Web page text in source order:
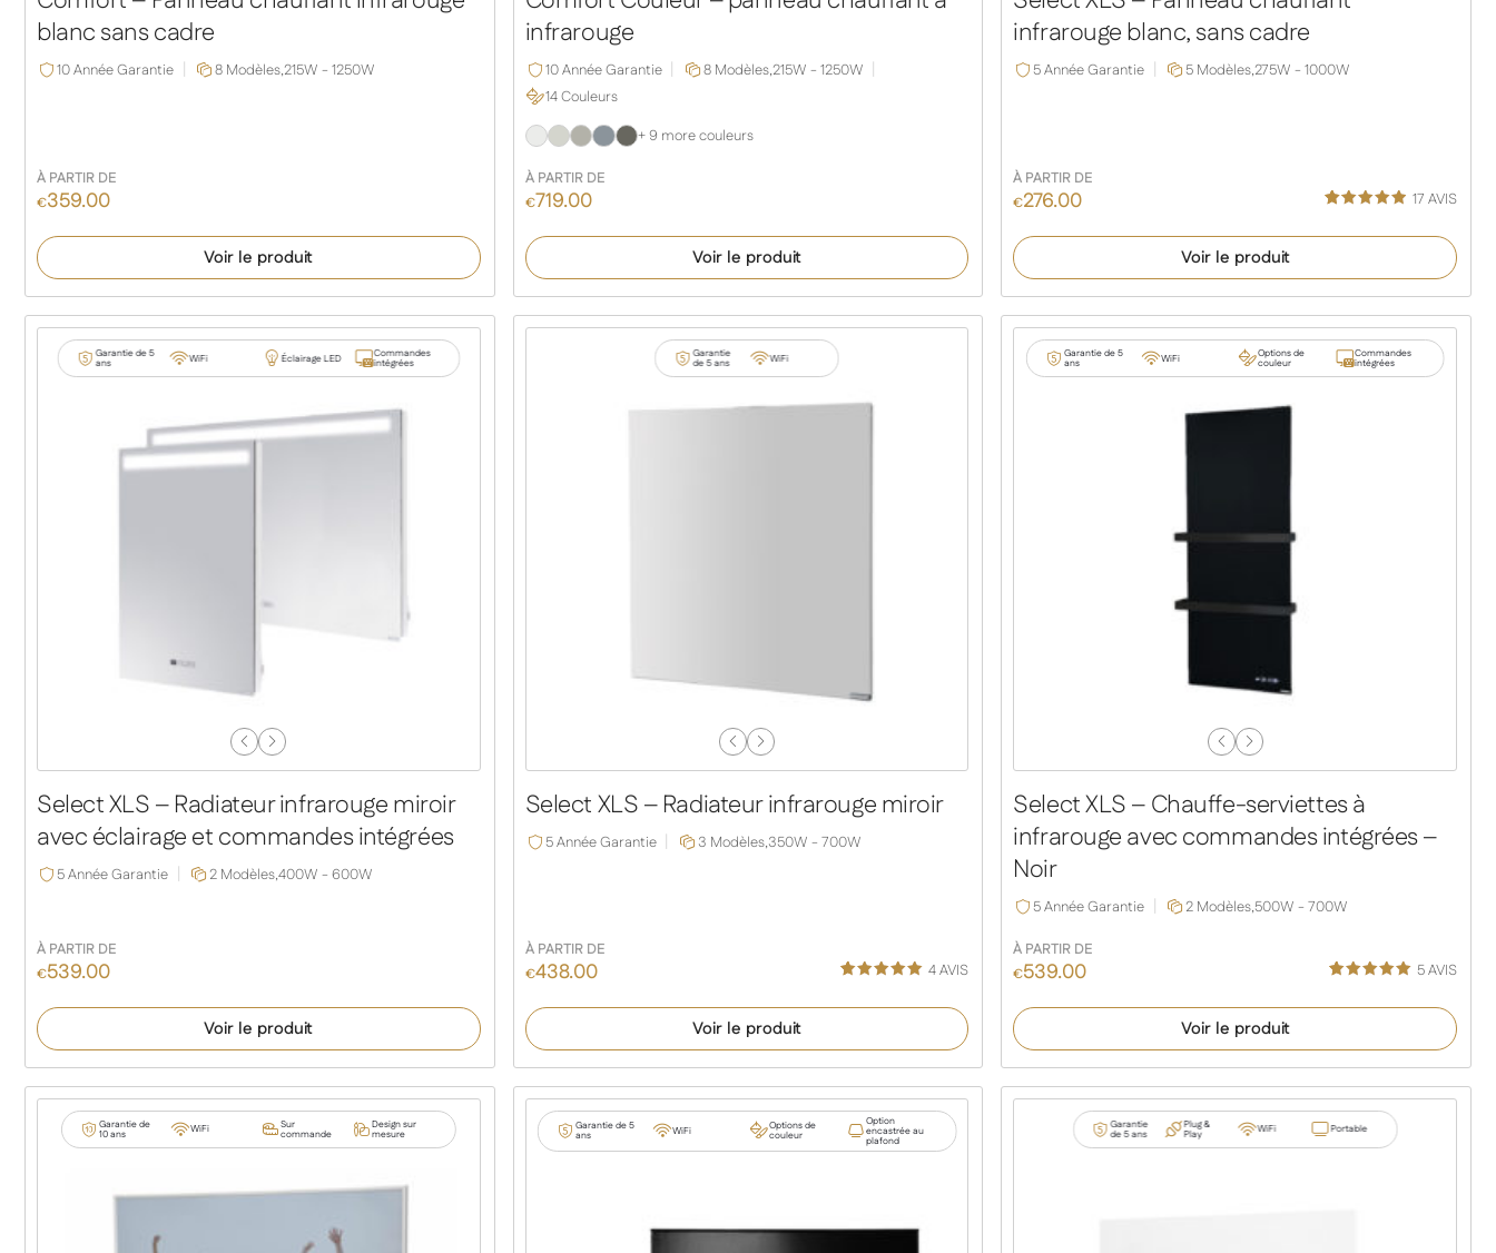
blanc sans cadre
10 Année Garantie 8 Modèles,215W - 1250W
À PARTIR DE
€359.00
Voir le produit
infrarouge
10 Année Garantie 8 Modèles,215W - 1250W
14 Couleurs
+ 9 more couleurs
À PARTIR DE
€719.00
Voir le produit
infrarouge blanc, sans cadre
5 Année Garantie 5 Modèles,275W - 1000W
À PARTIR DE
€276.00 17 AVIS
Voir le produit
Garantie de 5
ans WiFi Éclairage LED Commandes
intégrées
Previous
Slide
Next
Slide
Select XLS – Radiateur infrarouge miroir
avec éclairage et commandes intégrées
5 Année Garantie 2 Modèles,400W - 600W
À PARTIR DE
€539.00
Voir le produit
Garantie
de 5 ans WiFi
Previous
Slide
Next
Slide
Select XLS – Radiateur infrarouge miroir
5 Année Garantie 3 Modèles,350W - 700W
À PARTIR DE
€438.00
client
4AVIS
Voir le produit
Garantie de 5
ans WiFi Options de
couleur
Commandes
intégrées
Previous
Slide
Next
Slide
Select XLS – Chauffe-serviettes à
infrarouge avec commandes intégrées –
Noir
5 Année Garantie 2 Modèles,500W - 700W
À PARTIR DE
€539.00
client
5AVIS
Voir le produit
Garantie de
10 ans WiFi Sur
commande
Design sur
mesure
Garantie de 5
ans WiFi Options de
couleur
Option
encastrée au
plafond
Garantie
de 5 ans
Plug &
Play WiFi Portable